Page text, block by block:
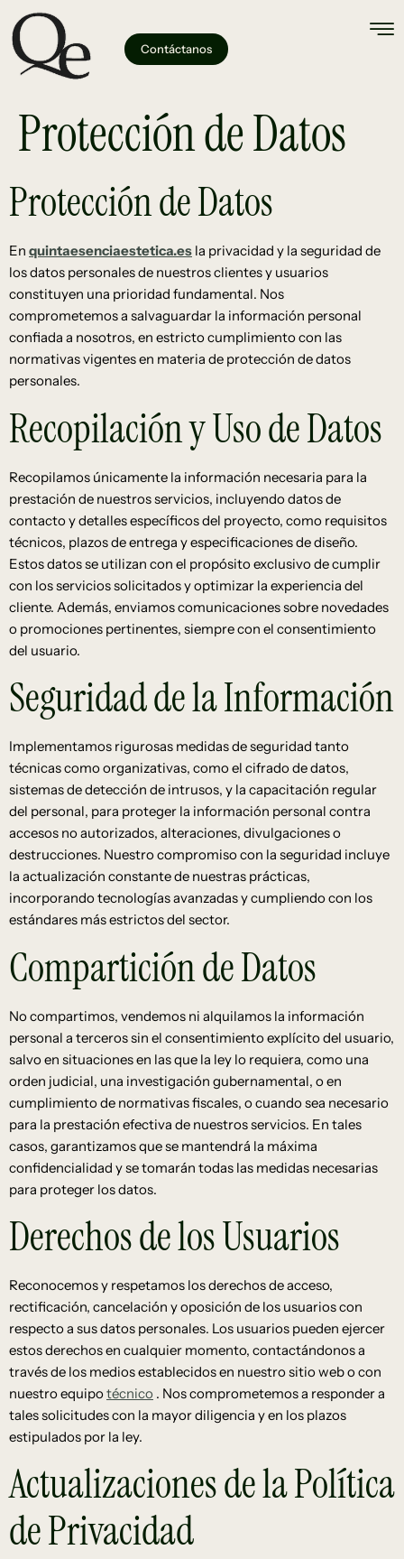
Contáctanos
Protección de Datos
Protección de Datos
En quintaesenciaestetica.es la privacidad y la seguridad de
los datos personales de nuestros clientes y usuarios
constituyen una prioridad fundamental. Nos
comprometemos a salvaguardar la información personal
confiada a nosotros, en estricto cumplimiento con las
normativas vigentes en materia de protección de datos
personales.
Recopilación y Uso de Datos
Recopilamos únicamente la información necesaria para la
prestación de nuestros servicios, incluyendo datos de
contacto y detalles específicos del proyecto, como requisitos
técnicos, plazos de entrega y especificaciones de diseño.
Estos datos se utilizan con el propósito exclusivo de cumplir
con los servicios solicitados y optimizar la experiencia del
cliente. Además, enviamos comunicaciones sobre novedades
o promociones pertinentes, siempre con el consentimiento
del usuario.
Seguridad de la Información
Implementamos rigurosas medidas de seguridad tanto
técnicas como organizativas, como el cifrado de datos,
sistemas de detección de intrusos, y la capacitación regular
del personal, para proteger la información personal contra
accesos no autorizados, alteraciones, divulgaciones o
destrucciones. Nuestro compromiso con la seguridad incluye
la actualización constante de nuestras prácticas,
incorporando tecnologías avanzadas y cumpliendo con los
estándares más estrictos del sector.
Compartición de Datos
No compartimos, vendemos ni alquilamos la información
personal a terceros sin el consentimiento explícito del usuario,
salvo en situaciones en las que la ley lo requiera, como una
orden judicial, una investigación gubernamental, o en
cumplimiento de normativas fiscales, o cuando sea necesario
para la prestación efectiva de nuestros servicios. En tales
casos, garantizamos que se mantendrá la máxima
confidencialidad y se tomarán todas las medidas necesarias
para proteger los datos.
Derechos de los Usuarios
Reconocemos y respetamos los derechos de acceso,
rectificación, cancelación y oposición de los usuarios con
respecto a sus datos personales. Los usuarios pueden ejercer
estos derechos en cualquier momento, contactándonos a
través de los medios establecidos en nuestro sitio web o con
nuestro equipotécnico . Nos comprometemos a responder a
tales solicitudes con la mayor diligencia y en los plazos
estipulados por la ley.
Actualizaciones de la Política
de Privacidad